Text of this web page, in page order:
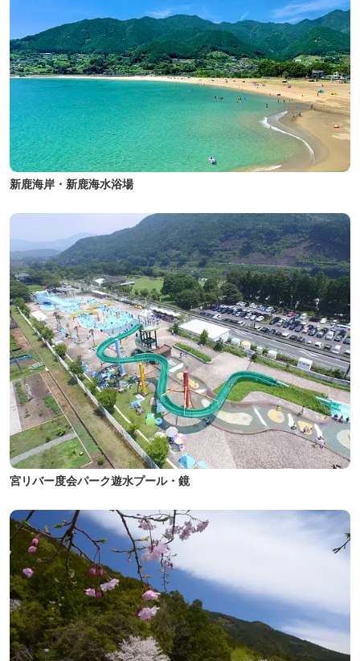
新鹿海岸・新鹿海水浴場
宮リバー度会パーク遊水プール・鏡